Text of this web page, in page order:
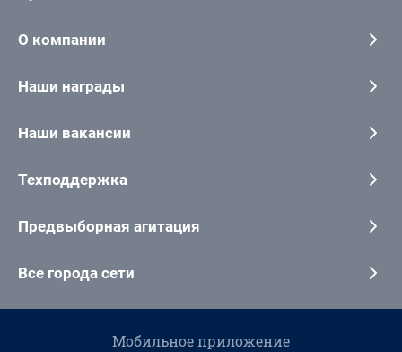
О компании
Наши награды
Наши вакансии
Техподдержка
Предвыборная агитация
Все города сети
Мобильное приложение